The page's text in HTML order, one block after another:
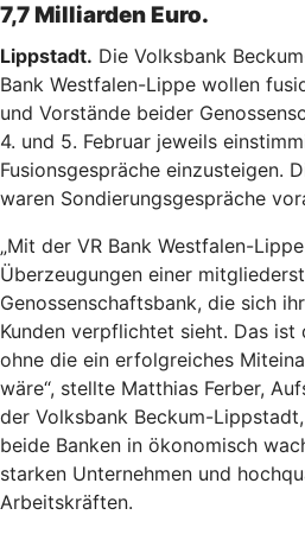
7,7 Milliarden Euro.
Lippstadt. Die Volksbank
Bank Westfalen-Lippe wollen
und Vorstände beider
4. und 5. Februar jeweils
Fusionsgespräche einzusteigen.
waren Sondierungsgespräche
„Mit der VR Bank Westfalen-
Überzeugungen einer
Genossenschaftsbank, die sich
Kunden verpflichtet sieht. Das ist
ohne die ein erfolgreiches
wäre“, stellte Matthias Ferber,
der Volksbank Beckum-
beide Banken in ökonomisch
starken Unternehmen und
Arbeitskräften.